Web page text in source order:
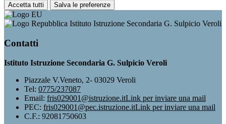
Accetta tutti Salva le preferenze
Istituto Istruzione Secondaria G. Sulpicio Veroli
Contatti
Istituto Istruzione Secondaria G. Sulpicio Veroli
Piazzale V.Veneto, 2- 03029 Veroli
Tel: 0775/237087
Email: fris029001@istruzione.itLink per inviare una mail
PEC: fris029001@pec.istruzione.itLink per inviare una mail
C.F.: 92081750603